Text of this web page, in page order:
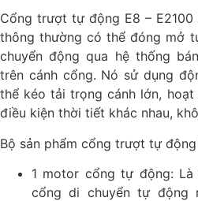
Cổng trượt tự động E8 –
thông thường có thể đóng mở
chuyển động qua hệ thống
trên cánh cổng. Nó sử dụng
thể kéo tải trọng cánh lớn,
điều kiện thời tiết khác nhau,
Bộ sản phẩm cổng trượt tự
1 motor cổng tự động:
cổng di chuyển tự động